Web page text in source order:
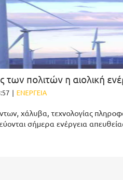
πολιτών η αιολική
| ΕΝΕΡΓΕΙΑ
χάλυβα, τεχνολογίας
σήμερα ενέργεια